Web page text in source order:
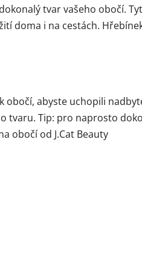
tvar vašeho obočí.
doma i na cestách.
obočí, abyste uchopili
tvaru. Tip: pro naprosto
obočí od J.Cat Beauty